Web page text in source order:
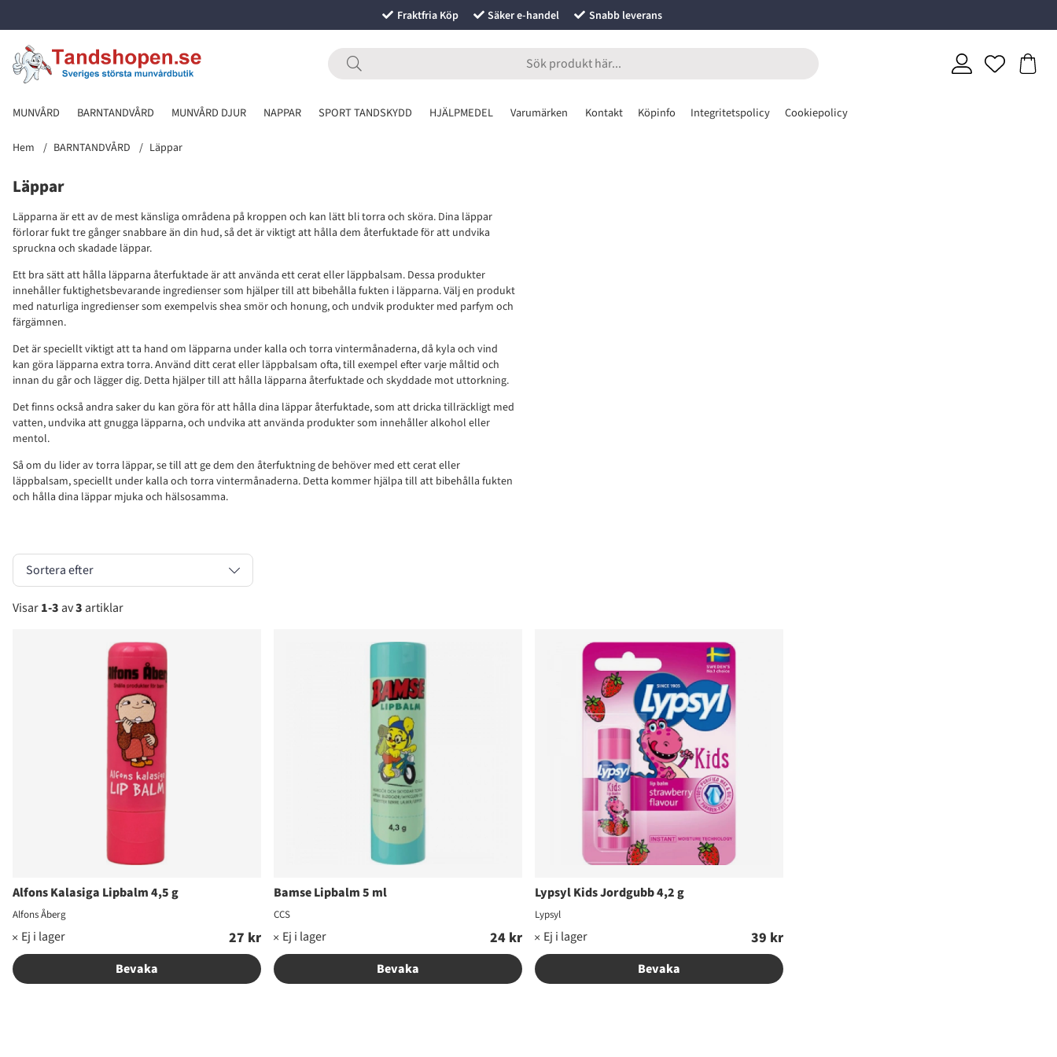
Fraktfria Köp Säker e-handel Snabb leverans
MUNVÅRD BARNTANDVÅRD MUNVÅRD DJUR NAPPAR SPORT TANDSKYDD HJÄLPMEDEL Varumärken Kontakt Köpinfo Integritetspolicy Cookiepolicy
Hem BARNTANDVÅRD Läppar
Läppar
Läpparna är ett av de mest känsliga områdena på kroppen och kan lätt bli torra och sköra. Dina läppar
förlorar fukt tre gånger snabbare än din hud, så det är viktigt att hålla dem återfuktade för att undvika
spruckna och skadade läppar.
Ett bra sätt att hålla läpparna återfuktade är att använda ett cerat eller läppbalsam. Dessa produkter
innehåller fuktighetsbevarande ingredienser som hjälper till att bibehålla fukten i läpparna. Välj en produkt
med naturliga ingredienser som exempelvis shea smör och honung, och undvik produkter med parfym och
färgämnen.
Det är speciellt viktigt att ta hand om läpparna under kalla och torra vintermånaderna, då kyla och vind
kan göra läpparna extra torra. Använd ditt cerat eller läppbalsam ofta, till exempel efter varje måltid och
innan du går och lägger dig. Detta hjälper till att hålla läpparna återfuktade och skyddade mot uttorkning.
Det finns också andra saker du kan göra för att hålla dina läppar återfuktade, som att dricka tillräckligt med
vatten, undvika att gnugga läpparna, och undvika att använda produkter som innehåller alkohol eller
mentol.
Så om du lider av torra läppar, se till att ge dem den återfuktning de behöver med ett cerat eller
läppbalsam, speciellt under kalla och torra vintermånaderna. Detta kommer hjälpa till att bibehålla fukten
och hålla dina läppar mjuka och hälsosamma.
Sortera efter
Visar1-3 av3 artiklar
Alfons Kalasiga Lipbalm 4,5 g
Alfons Åberg
27 kr
Bevaka
Bamse Lipbalm 5 ml
CCS
24 kr
Bevaka
Lypsyl Kids Jordgubb 4,2 g
Lypsyl
39 kr
Bevaka